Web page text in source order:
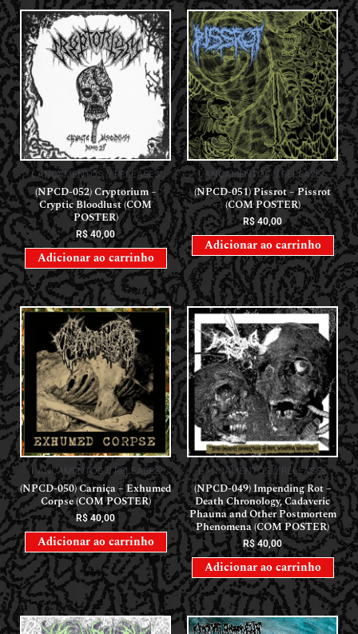
LANÇAMENTOS // RELEASES
(NPCD-052) Cryptorium –
Cryptic Bloodlust (COM
POSTER)
R$40,00
Adicionar ao carrinho
LANÇAMENTOS // RELEASES
(NPCD-051) Pissrot – Pissrot
(COM POSTER)
R$40,00
Adicionar ao carrinho
LANÇAMENTOS // RELEASES
(NPCD-050) Carniça – Exhumed
Corpse (COM POSTER)
R$40,00
Adicionar ao carrinho
LANÇAMENTOS // RELEASES
(NPCD-049) Impending Rot –
Death Chronology, Cadaveric
Phauna and Other Postmortem
Phenomena (COM POSTER)
R$40,00
Adicionar ao carrinho